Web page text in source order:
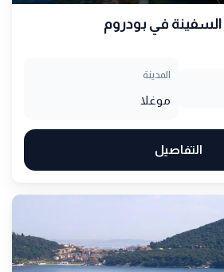
السفينة في بودروم
المدينة
موغلا
التفاصيل